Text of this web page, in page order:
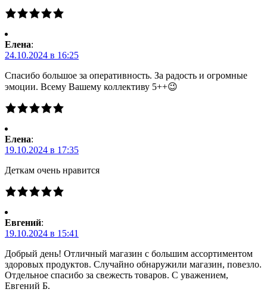
Елена:
24.10.2024 в 16:25
Спасибо большое за оперативность. За радость и огромные
эмоции. Всему Вашему коллективу 5++😉
Елена:
19.10.2024 в 17:35
Деткам очень нравится
Евгений:
19.10.2024 в 15:41
Добрый день! Отличный магазин с большим ассортиментом
здоровых продуктов. Случайно обнаружили магазин, повезло.
Отдельное спасибо за свежесть товаров. С уважением,
Евгений Б.